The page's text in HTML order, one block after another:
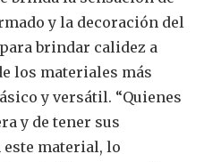
y la decoración del
brindar calidez a
los materiales más
y versátil. “Quienes
y de tener sus
este material, lo